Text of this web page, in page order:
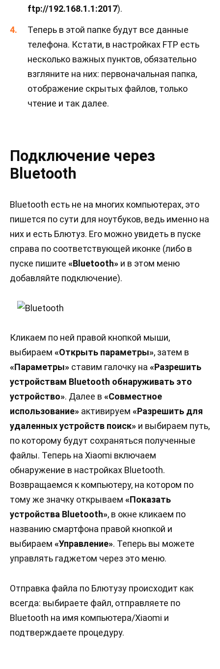
ftp://192.168.1.1:2017).
Теперь в этой папке будут все данные
телефона. Кстати, в настройках FTP есть
несколько важных пунктов, обязательно
взгляните на них: первоначальная папка,
отображение скрытых файлов, только
чтение и так далее.
Подключение через
Bluetooth
Bluetooth есть не на многих компьютерах, это
пишется по сути для ноутбуков, ведь именно на
них и есть Блютуз. Его можно увидеть в пуске
справа по соответствующей иконке (либо в
пуске пишите «Bluetooth» и в этом меню
добавляйте подключение).
Кликаем по ней правой кнопкой мыши,
выбираем «Открыть параметры», затем в
«Параметры» ставим галочку на «Разрешить
устройствам Bluetooth обнаруживать это
устройство». Далее в «Совместное
использование» активируем «Разрешить для
удаленных устройств поиск» и выбираем путь,
по которому будут сохраняться полученные
файлы. Теперь на Xiaomi включаем
обнаружение в настройках Bluetooth.
Возвращаемся к компьютеру, на котором по
тому же значку открываем «Показать
устройства Bluetooth», в окне кликаем по
названию смартфона правой кнопкой и
выбираем «Управление». Теперь вы можете
управлять гаджетом через это меню.
Отправка файла по Блютузу происходит как
всегда: выбираете файл, отправляете по
Bluetooth на имя компьютера/Xiaomi и
подтверждаете процедуру.